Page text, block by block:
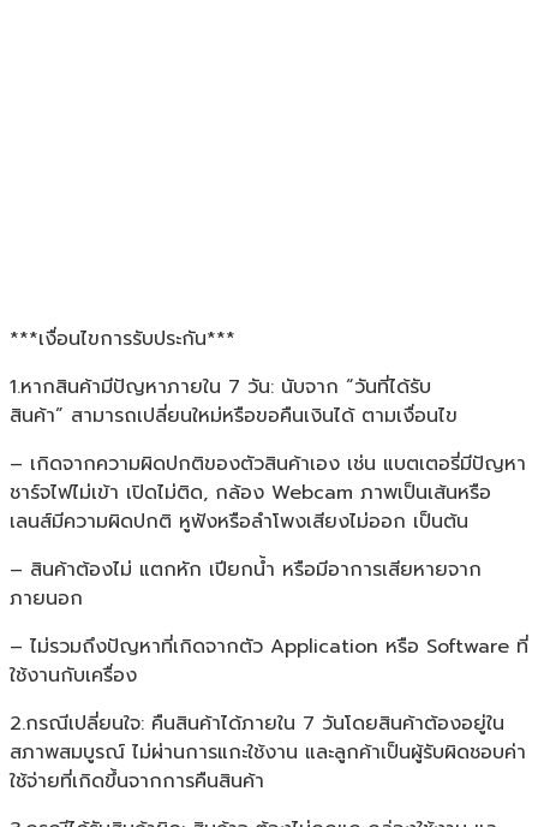
***เงื่อนไขการรับประกัน***
1.หากสินค้ามีปัญหาภายใน 7 วัน: นับจาก “วันที่ได้รับ
สินค้า” สามารถเปลี่ยนใหม่หรือขอคืนเงินได้ ตามเงื่อนไข
– เกิดจากความผิดปกติของตัวสินค้าเอง เช่น แบตเตอรี่มีปัญหา
ชาร์จไฟไม่เข้า เปิดไม่ติด, กล้อง Webcam ภาพเป็นเส้นหรือ
เลนส์มีความผิดปกติ หูฟังหรือลำโพงเสียงไม่ออก เป็นต้น
– สินค้าต้องไม่ แตกหัก เปียกน้ำ หรือมีอาการเสียหายจาก
ภายนอก
– ไม่รวมถึงปัญหาที่เกิดจากตัว Application หรือ Software ที่
ใช้งานกับเครื่อง
2.กรณีเปลี่ยนใจ: คืนสินค้าได้ภายใน 7 วันโดยสินค้าต้องอยู่ใน
สภาพสมบูรณ์ ไม่ผ่านการแกะใช้งาน และลูกค้าเป็นผู้รับผิดชอบค่า
ใช้จ่ายที่เกิดขึ้นจากการคืนสินค้า